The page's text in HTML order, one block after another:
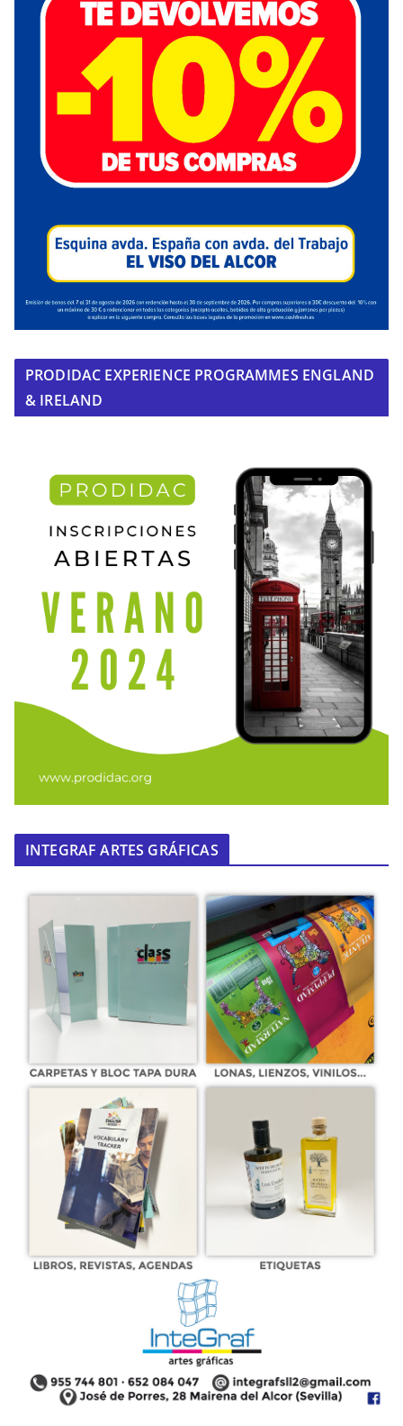
PRODIDAC EXPERIENCE PROGRAMMES ENGLAND
& IRELAND
INTEGRAF ARTES GRÁFICAS